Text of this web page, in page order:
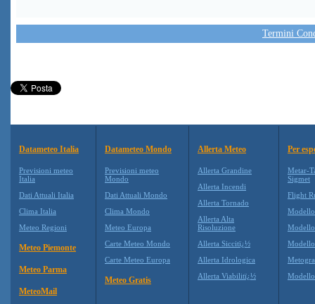
Termini
Datameteo Italia
Previsioni meteo
Italia
Dati Attuali Italia
Clima Italia
Meteo Regioni
Meteo Piemonte
Meteo Parma
MeteoMail
Datameteo Mondo
Previsioni meteo
Mondo
Dati Attuali Mondo
Clima Mondo
Meteo Europa
Carte Meteo Mondo
Carte Meteo Europa
Meteo Gratis
Allerta Meteo
Allerta Grandine
Allerta Incendi
Allerta Tornado
Allerta Alta
Risoluzione
Allerta Siccitï¿½
Allerta Idrologica
Allerta Viabilitï¿½
Per
Metar-
Sigmet
Flight
Modello